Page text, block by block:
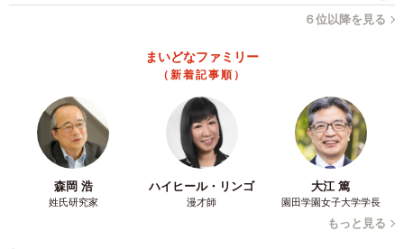
――今回の件以外に、中東情勢の影響を受けていると感じ
リットルさん：生活の範囲では、物資不足を感じることは
ありませんが、ガソリン代などは高いですね。また、仕事
で繊維産業に従事しているのですが、原糸の供給なども滞
りなく行われているものの、価格が高騰していることはあ
ります。
６位以降を見る
まいどなファミリー
（新着記事順）
森岡 浩
姓氏研究家
ハイヒール・リンゴ
漫才師
大江 篤
園田学園女子大学学長
もっと見る